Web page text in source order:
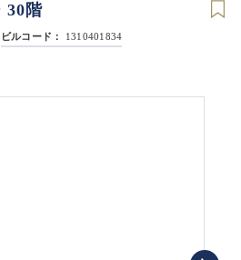
30階
ビルコード： 1310401834